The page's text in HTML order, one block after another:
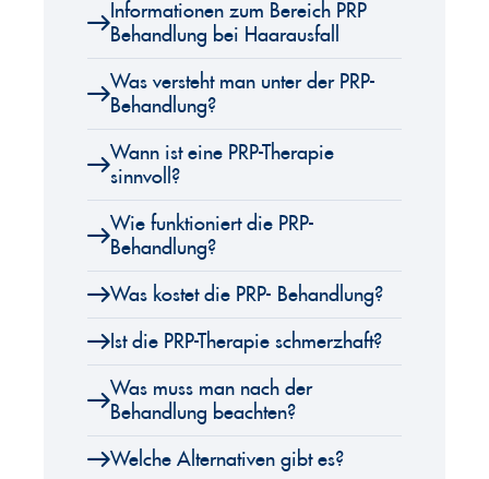
Informationen zum Bereich PRP
Behandlung bei Haarausfall
Was versteht man unter der PRP-
Behandlung?
Wann ist eine PRP-Therapie
sinnvoll?
Wie funktioniert die PRP-
Behandlung?
Was kostet die PRP- Behandlung?
Ist die PRP-Therapie schmerzhaft?
Was muss man nach der
Behandlung beachten?
Welche Alternativen gibt es?